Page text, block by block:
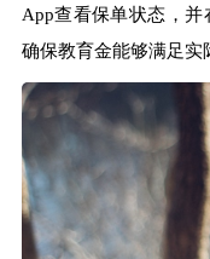
App查看保单状态，并
确保教育金能够满足实